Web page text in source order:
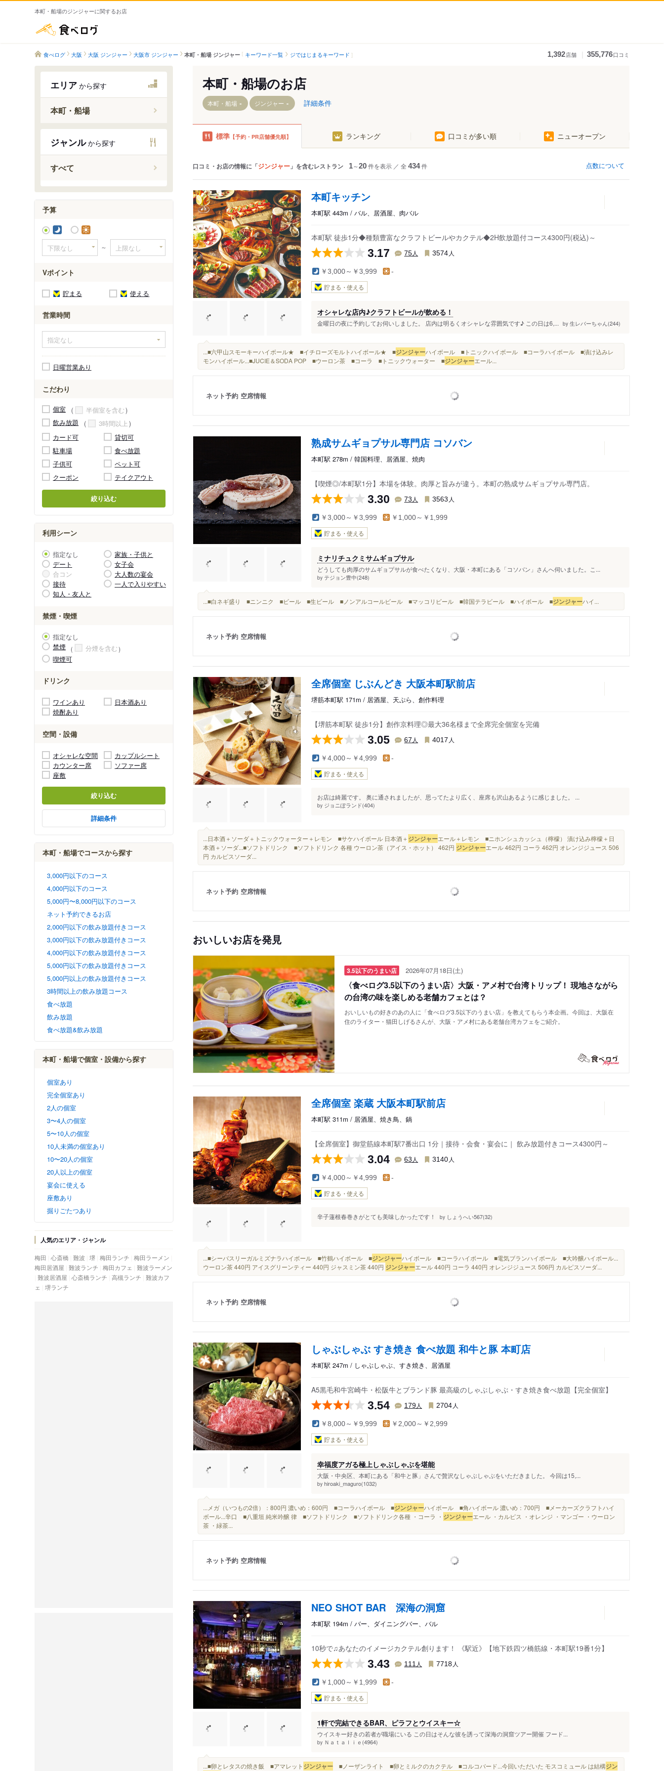
本町・船場のジンジャーに関するお店
食べログ 大阪 大阪 ジンジャー 大阪市 ジンジャー 本町・船場 ジンジャー キーワード一覧 ジではじまるキーワード 1,392店舗 355,776口コミ
エリア から探す
本町・船場
本町駅
ジャンルから探す
すべて
予算
～
Vポイント
貯まる 使える
営業時間
日曜営業あり
こだわり
個室
半個室を含む
飲み放題
3時間以上
カード可
貸切可
駐車場
食べ放題
子供可
ペット可
クーポン
テイクアウト
絞り込む
利用シーン
指定なし
家族・子供と
デート
女子会
合コン
大人数の宴会
接待
一人で入りやすい
知人・友人と
禁煙・喫煙
指定なし
禁煙
分煙を含む
喫煙可
ドリンク
ワインあり
日本酒あり
焼酎あり
空間・設備
オシャレな空間
カップルシート
カウンター席
ソファー席
座敷
絞り込む
詳細条件
本町・船場でコースから探す
3,000円以下のコース
4,000円以下のコース
5,000円〜8,000円以下のコース
ネット予約できるお店
2,000円以下の飲み放題付きコース
3,000円以下の飲み放題付きコース
4,000円以下の飲み放題付きコース
5,000円以下の飲み放題付きコース
5,000円以上の飲み放題付きコース
3時間以上の飲み放題コース
食べ放題
飲み放題
食べ放題&飲み放題
本町・船場で個室・設備から探す
個室あり
完全個室あり
2人の個室
3〜4人の個室
5〜10人の個室
10人未満の個室あり
10〜20人の個室
20人以上の個室
宴会に使える
座敷あり
掘りごたつあり
人気のエリア・ジャンル
梅田 心斎橋 難波 堺 梅田ランチ 梅田ラーメン
梅田居酒屋 難波ランチ 梅田カフェ
難波ラーメン
難波居酒屋 心斎橋ランチ 高槻ランチ 難波カフ
ェ
堺ランチ
本町・船場のお店
本町・船場 ジンジャー 詳細条件
標準 【予約・PR店舗優先順】 ランキング 口コミが多い順 ニューオープン
口コミ・お店の情報に「ジンジャー 」を含むレストラン 1～20件を表示 ／ 全 434件 点数について
本町キッチン
本町駅 443m / バル、居酒屋、肉バル
本町駅 徒歩1分◆種類豊富なクラフトビールやカクテル◆2H飲放題付コース4300円(税込)～
3.17 75人 3574 人
￥3,000～￥3,999 -
貯まる・使える
オシャレな店内♪クラフトビールが飲める！
金曜日の夜に予約してお伺いしました。 店内は明るくオシャレな雰囲気です♪ この日は6,... by 生レバーちゃん(244)
...■六甲山スモーキーハイボール★ ■イチローズモルトハイボール★ ■ジンジャーハイボール ■トニックハイボール ■コーラハイボール ■漬け込みレ
モンハイボール...■JUCIE＆SODA POP ■ウーロン茶 ■コーラ ■トニックウォーター ■ジンジャーエール...
ネット予約 空席情報
熟成サムギョプサル専門店 コソバン
本町駅 278m / 韓国料理、居酒屋、焼肉
【喫煙◎/本町駅1分】本場を体験。肉厚と旨みが違う。本町の熟成サムギョプサル専門店。
3.30 73 人 3563 人
￥3,000～￥3,999 ￥1,000～￥1,999
貯まる・使える
ミナリチュクミサムギョプサル
どうしても肉厚のサムギョプサルが食べたくなり、大阪・本町にある「コソバン」さんへ伺いました。こ...
by テジョン豊中(248)
...■白ネギ盛り ■ニンニク ■ビール ■生ビール ■ノンアルコールビール ■マッコリビール ■韓国テラビール ■ハイボール ■ジンジャーハイ...
ネット予約 空席情報
全席個室 じぶんどき 大阪本町駅前店
堺筋本町駅 171m / 居酒屋、天ぷら、創作料理
【堺筋本町駅 徒歩1分】創作京料理◎最大36名様まで全席完全個室を完備
3.05 67 人 4017 人
￥4,000～￥4,999 -
貯まる・使える
お店は綺麗です。 奥に通されましたが、思ってたより広く、座席も沢山あるように感じました。 ...
by ジョニぽランド(404)
...日本酒＋ソーダ＋トニックウォーター＋レモン ■サケハイボール 日本酒＋ ジンジャーエール＋レモン ■ニホンシュカッシュ（檸檬） 漬け込み檸檬＋日
本酒＋ソーダ...■ソフトドリンク ■ソフトドリンク 各種 ウーロン茶（アイス・ホット） 462円 ジンジャーエール 462円 コーラ 462円 オレンジジュース 506
円 カルピスソーダ...
ネット予約 空席情報
おいしいお店を発見
3.5以下のうまい店 2026年07月18日(土)
〈食べログ3.5以下のうまい店〉大阪・アメ村で台湾トリップ！ 現地さながら
の台湾の味を楽しめる老舗カフェとは？
おいしいもの好きのあの人に「食べログ3.5以下のうまい店」を教えてもらう本企画。今回は、大阪在
住のライター・猫田しげるさんが、大阪・アメ村にある老舗台湾カフェをご紹介。
全席個室 楽蔵 大阪本町駅前店
本町駅 311m / 居酒屋、焼き鳥、鍋
【全席個室】御堂筋線本町駅7番出口 1分｜接待・会食・宴会に｜ 飲み放題付きコース4300円～
3.04 63 人 3140 人
￥4,000～￥4,999 -
貯まる・使える
辛子蓮根春巻きがとても美味しかったです！ by しょうへい567(32)
...■シーバスリーガルミズナラハイボール ■竹鶴ハイボール ■ジンジャーハイボール ■コーラハイボール ■電気ブランハイボール ■大吟醸ハイボール...
ウーロン茶 440円 アイスグリーンティー 440円 ジャスミン茶 440円 ジンジャーエール 440円 コーラ 440円 オレンジジュース 506円 カルピスソーダ...
ネット予約 空席情報
しゃぶしゃぶ すき焼き 食べ放題 和牛と豚 本町店
本町駅 247m / しゃぶしゃぶ、すき焼き、居酒屋
A5黒毛和牛宮崎牛・松阪牛とブランド豚 最高級のしゃぶしゃぶ・すき焼き食べ放題【完全個室】
3.54 179人 2704 人
￥8,000～￥9,999 ￥2,000～￥2,999
貯まる・使える
幸福度アガる極上しゃぶしゃぶを堪能
大阪・中央区、本町にある「和牛と豚」さんで贅沢なしゃぶしゃぶをいただきました。 今回は15,...
by hiroaki_maguro(1032)
...メガ（いつもの2倍）：800円 濃いめ：600円 ■コーラハイボール ■ジンジャーハイボール ■角ハイボール 濃いめ：700円 ■メーカーズクラフトハイ
ボール...辛口 ■八重垣 純米吟醸 律 ■ソフトドリンク ■ソフトドリンク各種 ・コーラ ・ ジンジャーエール ・カルピス ・オレンジ ・マンゴー ・ウーロン
茶 ・緑茶...
ネット予約 空席情報
NEO SHOT BAR 深海の洞窟
本町駅 194m / バー、ダイニングバー、バル
10秒で♫あなたのイメージカクテル創ります！ 《駅近》【地下鉄四ツ橋筋線・本町駅19番1分】
3.43 111 人 7718 人
￥1,000～￥1,999 -
貯まる・使える
1軒で完結できるBAR、ピラフとウイスキー☆
ウイスキー好きの若者が職場にいる この日はそんな彼を誘って深海の洞窟ツアー開催 フード...
by Ｎａｔａｌｉｅ(4964)
...■卵とレタスの焼き飯 ■アマレット ジンジャー ■ノーザンライト ■卵とミルクのカクテル ■コルコバード...今回いただいた モスコミュール は結構ジン